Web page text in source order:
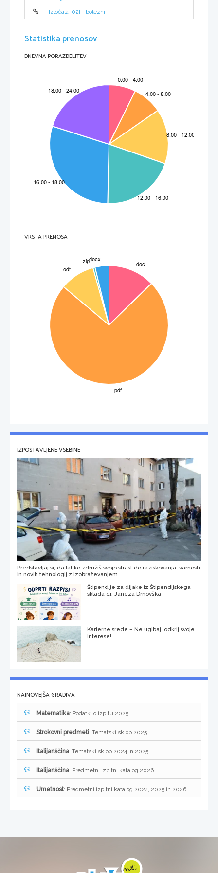
Zatisnemo si eno nosnico in skozi drugo vdihavamo vonj po nageljnovih žbicah/
poprovi meti. Vsakič izdihnemo skozi usta. To ponavljamo toliko časa, dokler
vonja ne zaznamo več.
C: Vzdražni prag za zaznavo raztopine sladkorja je bil največji možni in sicer
1.0 M. Raztopino soli smo začutili pri 0.1 M, kar je tudi največja koncentracija
Nageljnovih žbic nismo zaznavali več po minuti in 40 sekund, poprove mete
INTERPRETACIJA REZULTATOV:
Ker se molekule sladkorja niso raztopile v vodi ( slini ), jih ne moremo
B: Čutnice za različne okuse so posejane po celem jeziku. Na določenih mestih
pa jih je zgoščeno še posebej veliko. Zato na teh mestih najbolje zaznavamo nek
raztopinami snovi.
rezultati se ujemajo z našo hipotezo. Snovi morajo biti raztopljene
da jih lahko z našimi kemoreceptorji zaznamo. Vzdražni prag zaznavanja soli je
Izločala [02] - bolezni
Statistika prenosov
DNEVNA PORAZDELITEV
VRSTA PRENOSA
IZPOSTAVLJENE VSEBINE
Predstavljaj si, da lahko združiš svojo strast do raziskovanja, varnosti
in novih tehnologij z izobraževanjem
Štipendije za dijake iz Štipendijskega
sklada dr. Janeza Drnovška
Karierne srede – Ne ugibaj, odkrij svoje
interese!
NAJNOVEJŠA GRADIVA
Matematika: Podatki o izpitu 2025
Strokovni predmeti: Tematski sklop 2025
Italijanščina: Tematski sklop 2024 in 2025
Italijanščina: Predmetni izpitni katalog 2026
Umetnost: Predmetni izpitni katalog 2024, 2025 in 2026